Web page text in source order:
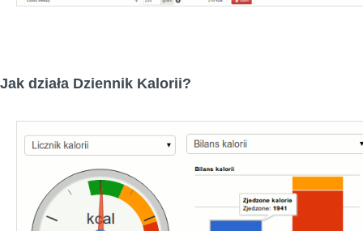
Jak działa Dziennik Kalorii?